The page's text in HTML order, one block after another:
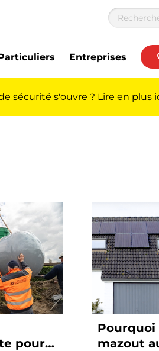
Entreprises
sécurité s'ouvre ? Lire en plus
pour
Pourquoi
mazout